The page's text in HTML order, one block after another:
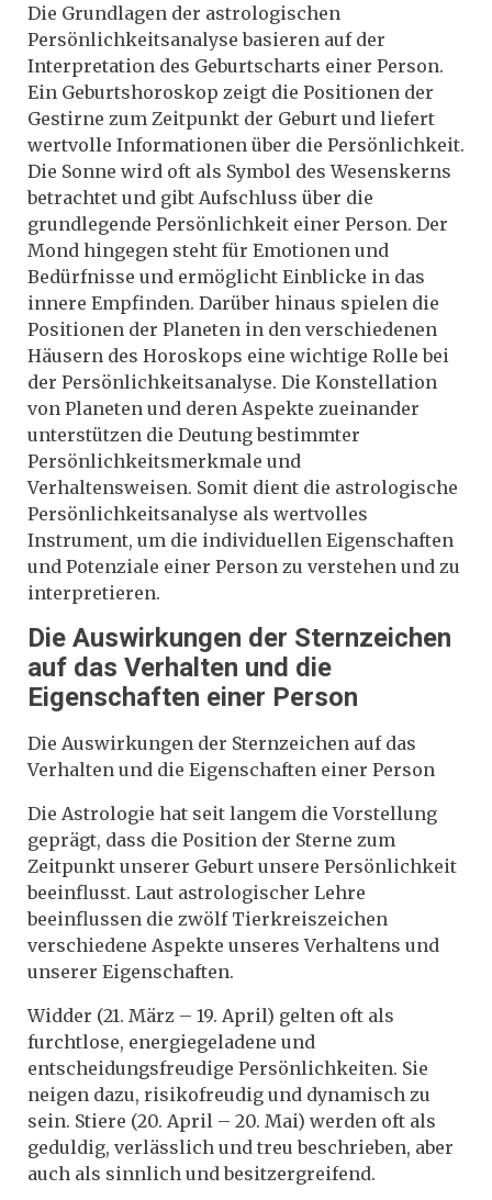
Die Grundlagen der astrologischen
Persönlichkeitsanalyse basieren auf der
Interpretation des Geburtscharts einer Person.
Ein Geburtshoroskop zeigt die Positionen der
Gestirne zum Zeitpunkt der Geburt und liefert
wertvolle Informationen über die Persönlichkeit.
Die Sonne wird oft als Symbol des Wesenskerns
betrachtet und gibt Aufschluss über die
grundlegende Persönlichkeit einer Person. Der
Mond hingegen steht für Emotionen und
Bedürfnisse und ermöglicht Einblicke in das
innere Empfinden. Darüber hinaus spielen die
Positionen der Planeten in den verschiedenen
Häusern des Horoskops eine wichtige Rolle bei
der Persönlichkeitsanalyse. Die Konstellation
von Planeten und deren Aspekte zueinander
unterstützen die Deutung bestimmter
Persönlichkeitsmerkmale und
Verhaltensweisen. Somit dient die astrologische
Persönlichkeitsanalyse als wertvolles
Instrument, um die individuellen Eigenschaften
und Potenziale einer Person zu verstehen und zu
interpretieren.
Die Auswirkungen der Sternzeichen
auf das Verhalten und die
Eigenschaften einer Person
Die Auswirkungen der Sternzeichen auf das
Verhalten und die Eigenschaften einer Person
Die Astrologie hat seit langem die Vorstellung
geprägt, dass die Position der Sterne zum
Zeitpunkt unserer Geburt unsere Persönlichkeit
beeinflusst. Laut astrologischer Lehre
beeinflussen die zwölf Tierkreiszeichen
verschiedene Aspekte unseres Verhaltens und
unserer Eigenschaften.
Widder (21. März – 19. April) gelten oft als
furchtlose, energiegeladene und
entscheidungsfreudige Persönlichkeiten. Sie
neigen dazu, risikofreudig und dynamisch zu
sein. Stiere (20. April – 20. Mai) werden oft als
geduldig, verlässlich und treu beschrieben, aber
auch als sinnlich und besitzergreifend.